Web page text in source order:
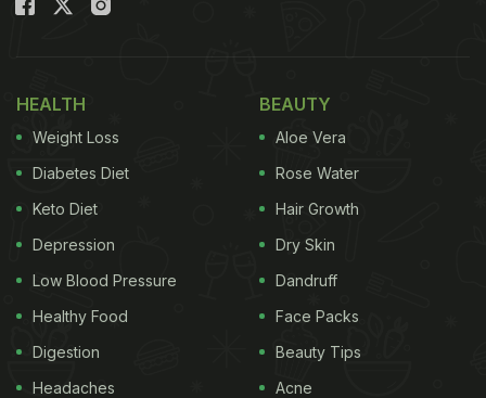
HEALTH
Weight Loss
Diabetes Diet
Keto Diet
Depression
Low Blood Pressure
Healthy Food
Digestion
Headaches
BEAUTY
Aloe Vera
Rose Water
Hair Growth
Dry Skin
Dandruff
Face Packs
Beauty Tips
Acne